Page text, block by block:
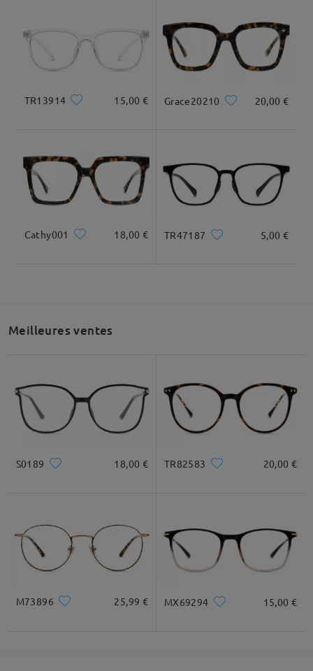
TR13914 15,00 € Grace20210 20,00 €
Cathy001 18,00 € TR47187 5,00 €
Meilleures ventes
S0189 18,00 € TR82583 20,00 €
M73896 25,99 € MX69294 15,00 €